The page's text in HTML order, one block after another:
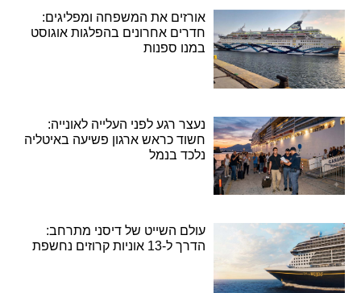
אורזים את המשפחה ומפליגים:
חדרים אחרונים בהפלגות אוגוסט
במנו ספנות
נעצר רגע לפני העלייה לאונייה:
חשוד כראש ארגון פשיעה באיטליה
נלכד בנמל
עולם השייט של דיסני מתרחב:
הדרך ל-13 אוניות קרוזים נחשפת